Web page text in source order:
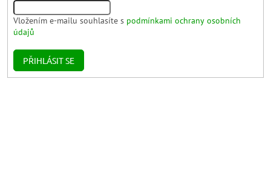
Vložením e-mailu souhlasíte s podmínkami ochrany osobních
údajů
PŘIHLÁSIT SE